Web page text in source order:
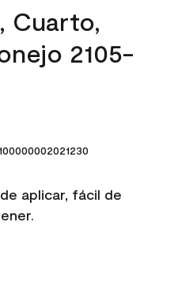
Cuarto,
2105-
aplicar, fácil de